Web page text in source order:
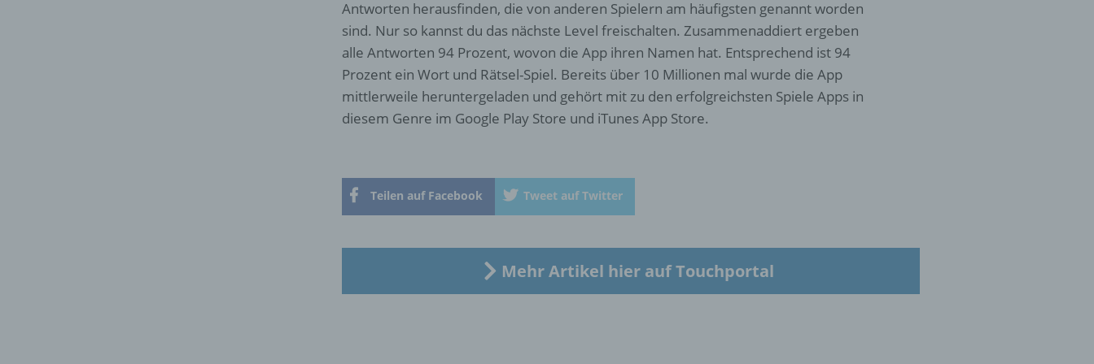
Antworten herausfinden, die von anderen Spielern am häufigsten genannt worden
sind. Nur so kannst du das nächste Level freischalten. Zusammenaddiert ergeben
alle Antworten 94 Prozent, wovon die App ihren Namen hat. Entsprechend ist 94
Prozent ein Wort und Rätsel-Spiel. Bereits über 10 Millionen mal wurde die App
mittlerweile heruntergeladen und gehört mit zu den erfolgreichsten Spiele Apps in
diesem Genre im Google Play Store und iTunes App Store.
Teilen auf Facebook Tweet auf Twitter
Mehr Artikel hier auf Touchportal
b) betroffene Person
Betroffene Person ist jede identifizierte oder identifizierbare
natürliche Person, deren personenbezogene Daten von dem für die
Verarbeitung Verantwortlichen verarbeitet werden.
Verarbeitung ist jeder mit oder ohne Hilfe automatisierter Verfahren
ausgeführte Vorgang oder jede solche Vorgangsreihe im
Verwendung, die Offenlegung durch Übermittlung, Verbreitung oder
eine andere Form der Bereitstellung, den Abgleich oder die
Verknüpfung, die Einschränkung, das Löschen oder die Vernichtung.